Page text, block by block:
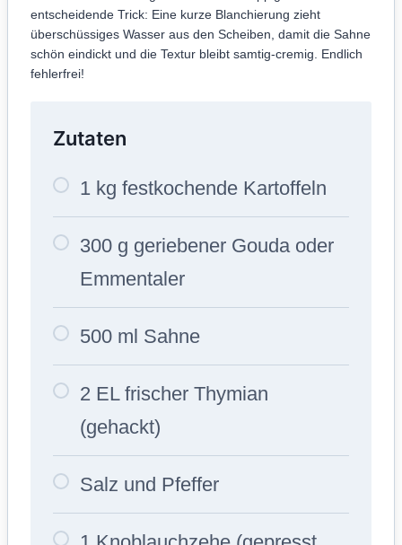
entscheidende Trick: Eine kurze Blanchierung zieht
überschüssiges Wasser aus den Scheiben, damit die Sahne
schön eindickt und die Textur bleibt samtig-cremig. Endlich
fehlerfrei!
Zutaten
1 kg festkochende Kartoffeln
300 g geriebener Gouda oder
Emmentaler
500 ml Sahne
2 EL frischer Thymian
(gehackt)
Salz und Pfeffer